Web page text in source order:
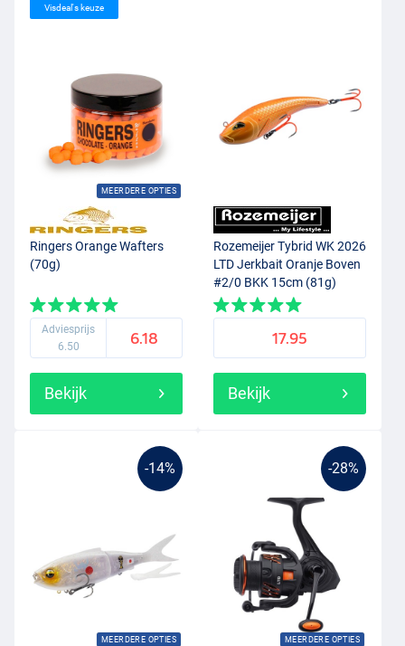
MEERDERE OPTIES
Visdeal's keuze
Ringers Orange Wafters
(70g)
Adviesprijs
6.50
6.18
Bekijk
Rozemeijer Tybrid WK 2026
LTD Jerkbait Oranje Boven
#2/0 BKK 15cm (81g)
17.95
Bekijk
-14%
MEERDERE OPTIES
-28%
MEERDERE OPTIES